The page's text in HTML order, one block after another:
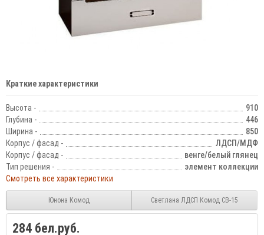
Краткие характеристики
Высота -
910
Глубина -
446
Ширина -
850
Корпус / фасад -
ЛДСП/МДФ
Корпус / фасад -
венге/белый глянец
Тип решения -
элемент коллекции
Смотреть все характеристики
Юнона Комод Светлана ЛДСП Комод СВ-15
284 бел.руб.